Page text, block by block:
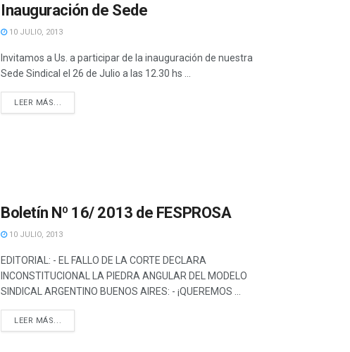
Inauguración de Sede
10 JULIO, 2013
Invitamos a Us. a participar de la inauguración de nuestra
Sede Sindical el 26 de Julio a las 12.30 hs ...
LEER MÁS...
Boletín Nº 16/ 2013 de FESPROSA
10 JULIO, 2013
EDITORIAL: - EL FALLO DE LA CORTE DECLARA
INCONSTITUCIONAL LA PIEDRA ANGULAR DEL MODELO
SINDICAL ARGENTINO BUENOS AIRES: - ¡QUEREMOS ...
LEER MÁS...